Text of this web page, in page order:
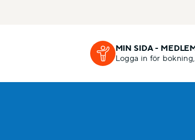
MIN SIDA -
Logga in för